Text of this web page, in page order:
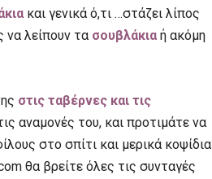
και γενικά ό,τι …στάζει λίπος
να λείπουν τα σουβλάκια ή ακόμη
στις ταβέρνες και τις
αναμονές του, και προτιμάτε να
στο σπίτι και μερικά κοψίδια
θα βρείτε όλες τις συνταγές